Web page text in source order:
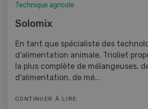
Technique agricole
Solomix
En tant que spécialiste des
d'alimentation animale, Trioliet
la plus complète de mélangeuses,
d'alimentation, de mé...
CONTINUER À LIRE